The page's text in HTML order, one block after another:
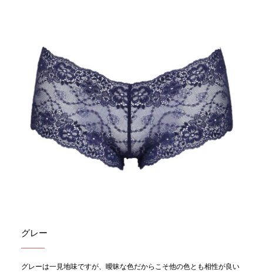
グレー
グレーは一見地味ですが、曖昧な色だからこそ他の色とも相性が良い